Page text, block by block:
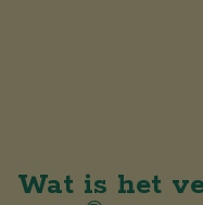
Wat is het